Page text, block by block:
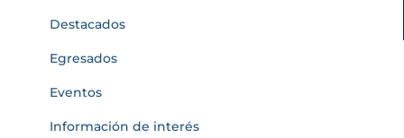
Destacados
Egresados
Eventos
Información de interés